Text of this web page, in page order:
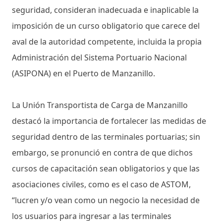
seguridad, consideran inadecuada e inaplicable la
imposición de un curso obligatorio que carece del
aval de la autoridad competente, incluida la propia
Administración del Sistema Portuario Nacional
(ASIPONA) en el Puerto de Manzanillo.
La Unión Transportista de Carga de Manzanillo
destacó la importancia de fortalecer las medidas de
seguridad dentro de las terminales portuarias; sin
embargo, se pronunció en contra de que dichos
cursos de capacitación sean obligatorios y que las
asociaciones civiles, como es el caso de ASTOM,
“lucren y/o vean como un negocio la necesidad de
los usuarios para ingresar a las terminales